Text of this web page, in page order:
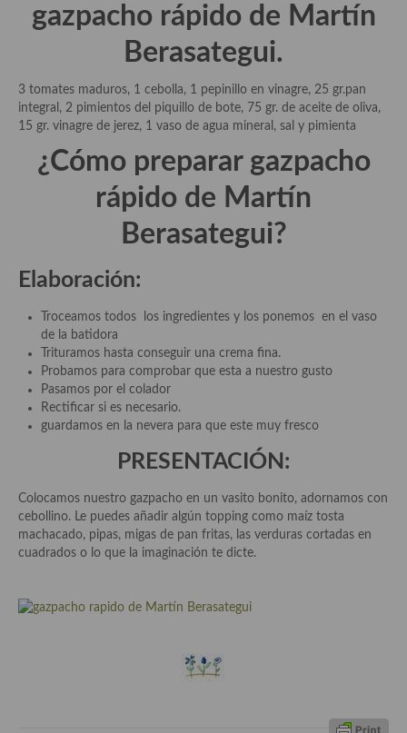
Hierbas aromáticas
Mojos y pastas
Sales y polvos
Salsas y mojos
Bebidas
Bocadillos, hamburguesas, sándwich, emparedados, tostas y
demás
Entrantes y primeros platos
Ensaladas
Quínoa
Pasta
gazpacho rápido de Martín
Berasategui.
3 tomates maduros, 1 cebolla, 1 pepinillo en vinagre, 25 gr.pan
integral, 2 pimientos del piquillo de bote, 75 gr. de aceite de oliva,
15 gr. vinagre de jerez, 1 vaso de agua mineral, sal y pimienta
¿Cómo preparar gazpacho
rápido de Martín
Berasategui?
Elaboración:
Troceamos todos los ingredientes y los ponemos en el vaso
de la batidora
Trituramos hasta conseguir una crema fina.
Probamos para comprobar que esta a nuestro gusto
Pasamos por el colador
Rectificar si es necesario.
guardamos en la nevera para que este muy fresco
PRESENTACIÓN:
Colocamos nuestro gazpacho en un vasito bonito, adornamos con
cebollino. Le puedes añadir algún topping como maíz tosta
machacado, pipas, migas de pan fritas, las verduras cortadas en
cuadrados o lo que la imaginación te dicte.